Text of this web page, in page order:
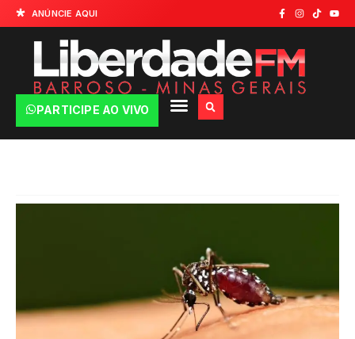
ANÚNCIE AQUI
PARTICIPE AO VIVO